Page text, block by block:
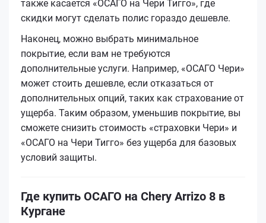
также касается «ОСАГО на Чери Тигго», где
скидки могут сделать полис гораздо дешевле.
Наконец, можно выбрать минимальное
покрытие, если вам не требуются
дополнительные услуги. Например, «ОСАГО Чери»
может стоить дешевле, если отказаться от
дополнительных опций, таких как страхование от
ущерба. Таким образом, уменьшив покрытие, вы
сможете снизить стоимость «страховки Чери» и
«ОСАГО на Чери Тигго» без ущерба для базовых
условий защиты.
Где купить ОСАГО на Chery Arrizo 8 в
Кургане